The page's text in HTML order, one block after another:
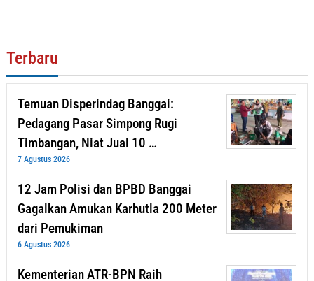
Terbaru
Temuan Disperindag Banggai:
Pedagang Pasar Simpong Rugi
Timbangan, Niat Jual 10 …
7 Agustus 2026
12 Jam Polisi dan BPBD Banggai
Gagalkan Amukan Karhutla 200 Meter
dari Pemukiman
6 Agustus 2026
Kementerian ATR-BPN Raih